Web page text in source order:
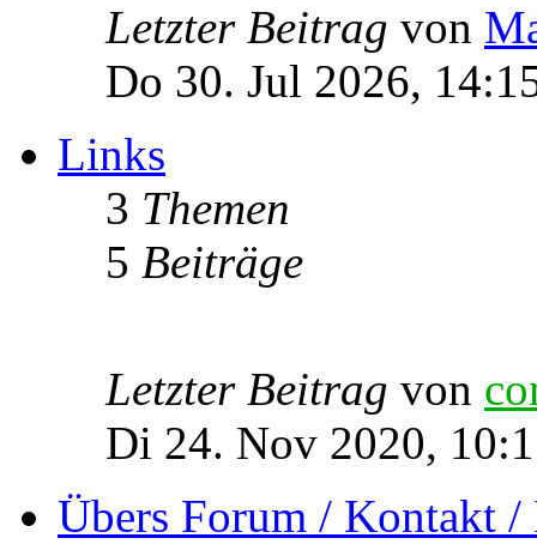
Letzter Beitrag von
Do 30. Jul 2026,
Links
3 Themen
5 Beiträge
Letzter Beitrag von
Di 24. Nov 2020,
Übers Forum / Kontakt /